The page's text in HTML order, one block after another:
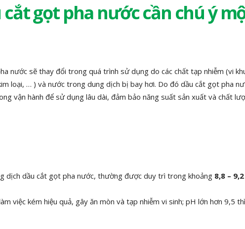
cắt gọt pha nước cần chú ý
nước sẽ thay đổi trong quá trình sử dụng do các chất tạp nhiễm (vi
loại, … ) và nước trong dung dịch bị bay hơi. Do đó dầu cắt gọt pha
vận hành để sử dụng lâu dài, đảm bảo năng suất sản xuất và chất
dịch dầu cắt gọt pha nước, thường được duy trì trong khoảng 8,8 – 9,2
việc kém hiệu quả, gây ăn mòn và tạp nhiễm vi sinh; pH lớn hơn 9,5